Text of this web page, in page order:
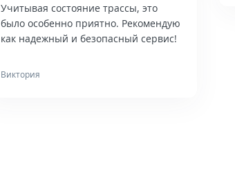
Учитывая состояние трассы, это
было особенно приятно. Рекомендую
как надежный и безопасный сервис!
Виктория